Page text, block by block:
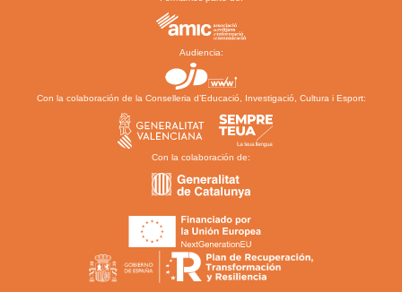
Audiencia:
Con la colaboración de la Conselleria d’Educació, Investigació, Cultura i Esport:
Con la colaboración de: